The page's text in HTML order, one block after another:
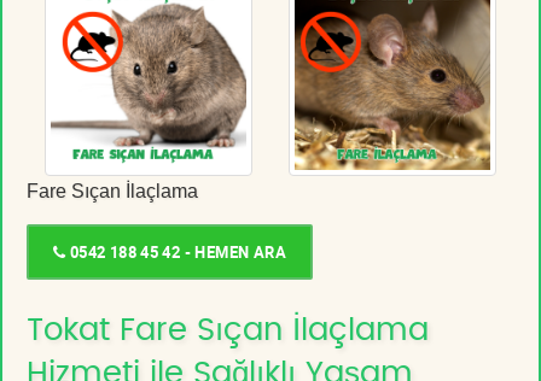
Fare Sıçan İlaçlama
0542 188 45 42 - HEMEN ARA
Tokat Fare Sıçan İlaçlama
Hizmeti ile Sağlıklı Yaşam